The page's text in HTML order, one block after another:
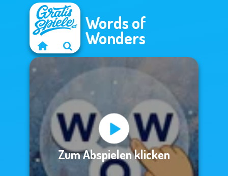
Words of
Wonders
Zum Abspielen klicken